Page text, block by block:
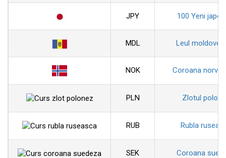
JPY 100 Yeni
MDL Leul
NOK Coroana
PLN Zlotul
RUB Rubla
SEK Coroana